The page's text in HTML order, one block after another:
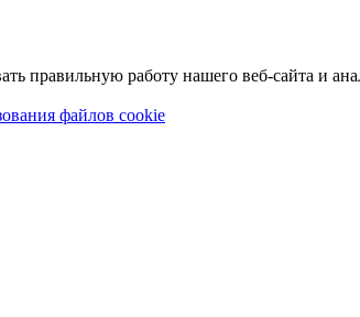
правильную работу нашего веб-сайта и
файлов cookie